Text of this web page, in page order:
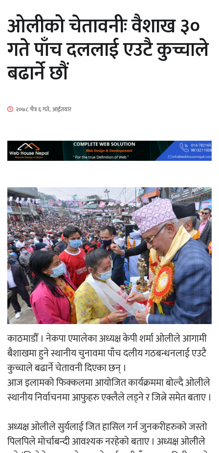
सार्वजनिक
नेपालगञ्जमा पर्खाल भत्किँदा दुई मजदुरको मृत्यु
‘ईयुमा डट कम’ले बुधबारदेखि आफ्नो
औपचारिक सेवा सञ्चालनमा
हलमा छैन ‘गौँथली’को टिकट
‘आइतबारको अफिस’ को परिचर्चा सम्पन्न
ओलीको चेतावनीः वैशाख ३०
गते पाँच दललाई एउटै कुच्चाले
बढार्ने छौं
२०७८ चैत्र ६ गते, आईतवार
काठमाडौँ । नेकपा एमालेका अध्यक्ष केपी शर्मा ओलीले आगामी
बैशाखमा हुने स्थानीय चुनावमा पाँच दलीय गठबन्धनलाई एउटै
कुच्चाले बढार्ने चेतावनी दिएका छन् ।
आज इलामको फिक्कलमा आयोजित कार्यक्रममा बोल्दै ओलीले
स्थानीय निर्वाचनमा आफुहरु एक्लैले लड्ने र जित्ने समेत बताए ।
अध्यक्ष ओलीले सुर्यलाई जित हासिल गर्न जुनकरीहरुको जस्तो
पिलपिले मोर्चाबन्दी आवश्यक नरहेको बताए । अध्यक्ष ओलीले